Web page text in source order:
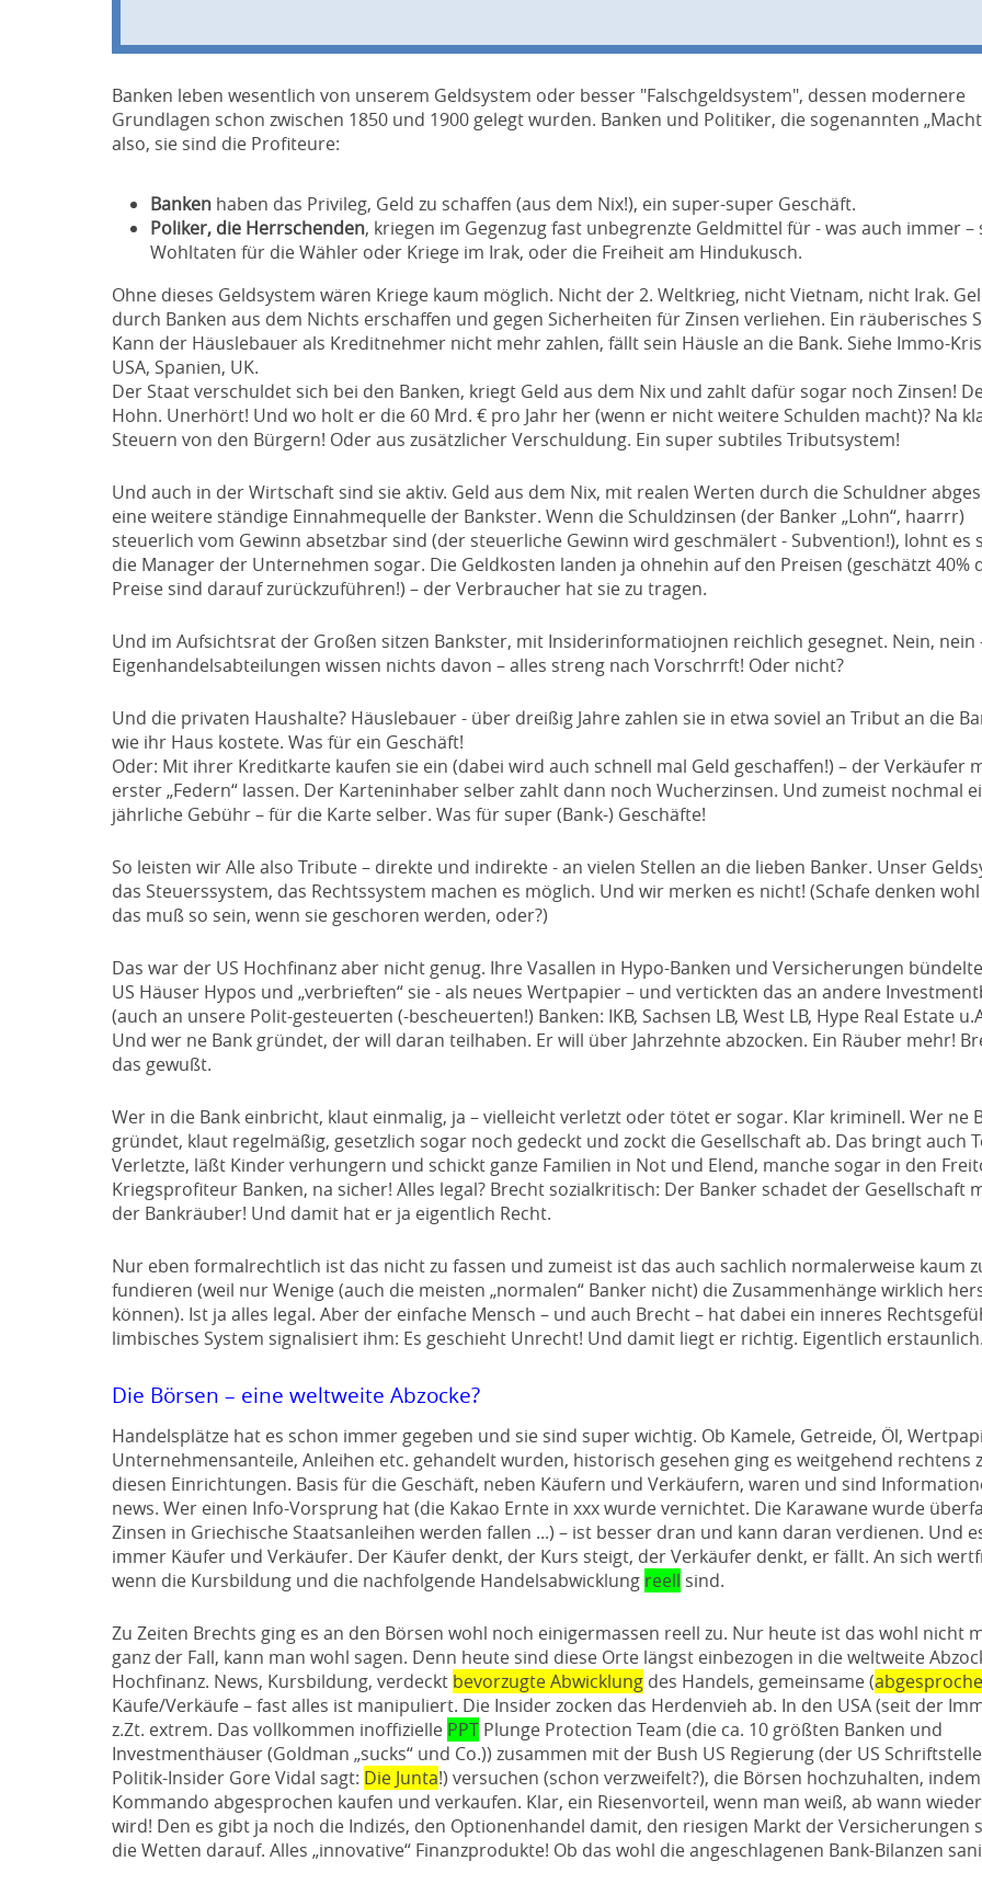
Banken leben wesentlich von unserem Geldsystem oder besser "Falschgeldsystem", dessen modernere
Grundlagen schon zwischen 1850 und 1900 gelegt wurden. Banken und Politiker, die sogenannten
also, sie sind die Profiteure:
Banken haben das Privileg, Geld zu schaffen (aus dem Nix!), ein super-super Geschäft.
Poliker, die Herrschenden, kriegen im Gegenzug fast unbegrenzte Geldmittel für - was auch immer –
Wohltaten für die Wähler oder Kriege im Irak, oder die Freiheit am Hindukusch.
Ohne dieses Geldsystem wären Kriege kaum möglich. Nicht der 2. Weltkrieg, nicht Vietnam, nicht Irak.
durch Banken aus dem Nichts erschaffen und gegen Sicherheiten für Zinsen verliehen. Ein räuberisches
Kann der Häuslebauer als Kreditnehmer nicht mehr zahlen, fällt sein Häusle an die Bank. Siehe Immo-
USA, Spanien, UK.
Der Staat verschuldet sich bei den Banken, kriegt Geld aus dem Nix und zahlt dafür sogar noch Zinsen!
Hohn. Unerhört! Und wo holt er die 60 Mrd. € pro Jahr her (wenn er nicht weitere Schulden macht)? Na
Steuern von den Bürgern! Oder aus zusätzlicher Verschuldung. Ein super subtiles Tributsystem!
Und auch in der Wirtschaft sind sie aktiv. Geld aus dem Nix, mit realen Werten durch die Schuldner
eine weitere ständige Einnahmequelle der Bankster. Wenn die Schuldzinsen (der Banker „Lohn“, haarrr)
steuerlich vom Gewinn absetzbar sind (der steuerliche Gewinn wird geschmälert - Subvention!), lohnt es
die Manager der Unternehmen sogar. Die Geldkosten landen ja ohnehin auf den Preisen (geschätzt 40%
Preise sind darauf zurückzuführen!) – der Verbraucher hat sie zu tragen.
Und im Aufsichtsrat der Großen sitzen Bankster, mit Insiderinformatiojnen reichlich gesegnet. Nein, nein
Eigenhandelsabteilungen wissen nichts davon – alles streng nach Vorschrrft! Oder nicht?
Und die privaten Haushalte? Häuslebauer - über dreißig Jahre zahlen sie in etwa soviel an Tribut an die
wie ihr Haus kostete. Was für ein Geschäft!
Oder: Mit ihrer Kreditkarte kaufen sie ein (dabei wird auch schnell mal Geld geschaffen!) – der Verkäufer
erster „Federn“ lassen. Der Karteninhaber selber zahlt dann noch Wucherzinsen. Und zumeist nochmal
jährliche Gebühr – für die Karte selber. Was für super (Bank-) Geschäfte!
So leisten wir Alle also Tribute – direkte und indirekte - an vielen Stellen an die lieben Banker. Unser
das Steuerssystem, das Rechtssystem machen es möglich. Und wir merken es nicht! (Schafe denken
das muß so sein, wenn sie geschoren werden, oder?)
Das war der US Hochfinanz aber nicht genug. Ihre Vasallen in Hypo-Banken und Versicherungen
US Häuser Hypos und „verbrieften“ sie - als neues Wertpapier – und vertickten das an andere
(auch an unsere Polit-gesteuerten (-bescheuerten!) Banken: IKB, Sachsen LB, West LB, Hype Real Estate
Und wer ne Bank gründet, der will daran teilhaben. Er will über Jahrzehnte abzocken. Ein Räuber mehr!
das gewußt.
Wer in die Bank einbricht, klaut einmalig, ja – vielleicht verletzt oder tötet er sogar. Klar kriminell. Wer ne
gründet, klaut regelmäßig, gesetzlich sogar noch gedeckt und zockt die Gesellschaft ab. Das bringt auch
Verletzte, läßt Kinder verhungern und schickt ganze Familien in Not und Elend, manche sogar in den
Kriegsprofiteur Banken, na sicher! Alles legal? Brecht sozialkritisch: Der Banker schadet der Gesellschaft
der Bankräuber! Und damit hat er ja eigentlich Recht.
Nur eben formalrechtlich ist das nicht zu fassen und zumeist ist das auch sachlich normalerweise kaum
fundieren (weil nur Wenige (auch die meisten „normalen“ Banker nicht) die Zusammenhänge wirklich
können). Ist ja alles legal. Aber der einfache Mensch – und auch Brecht – hat dabei ein inneres
limbisches System signalisiert ihm: Es geschieht Unrecht! Und damit liegt er richtig. Eigentlich erstaunlich.
Die Börsen – eine weltweite Abzocke?
Handelsplätze hat es schon immer gegeben und sie sind super wichtig. Ob Kamele, Getreide, Öl,
Unternehmensanteile, Anleihen etc. gehandelt wurden, historisch gesehen ging es weitgehend rechtens
diesen Einrichtungen. Basis für die Geschäft, neben Käufern und Verkäufern, waren und sind
news. Wer einen Info-Vorsprung hat (die Kakao Ernte in xxx wurde vernichtet. Die Karawane wurde
Zinsen in Griechische Staatsanleihen werden fallen ...) – ist besser dran und kann daran verdienen. Und
immer Käufer und Verkäufer. Der Käufer denkt, der Kurs steigt, der Verkäufer denkt, er fällt. An sich
wenn die Kursbildung und die nachfolgende Handelsabwicklung reell sind.
Zu Zeiten Brechts ging es an den Börsen wohl noch einigermassen reell zu. Nur heute ist das wohl nicht
ganz der Fall, kann man wohl sagen. Denn heute sind diese Orte längst einbezogen in die weltweite
Hochfinanz. News, Kursbildung, verdeckt bevorzugte Abwicklung des Handels, gemeinsame (
Käufe/Verkäufe – fast alles ist manipuliert. Die Insider zocken das Herdenvieh ab. In den USA (seit der
z.Zt. extrem. Das vollkommen inoffizielle PPT Plunge Protection Team (die ca. 10 größten Banken und
Investmenthäuser (Goldman „sucks“ und Co.)) zusammen mit der Bush US Regierung (der US
Politik-Insider Gore Vidal sagt: Die Junta!) versuchen (schon verzweifelt?), die Börsen hochzuhalten,
Kommando abgesprochen kaufen und verkaufen. Klar, ein Riesenvorteil, wenn man weiß, ab wann
wird! Den es gibt ja noch die Indizés, den Optionenhandel damit, den riesigen Markt der Versicherungen
die Wetten darauf. Alles „innovative“ Finanzprodukte! Ob das wohl die angeschlagenen Bank-Bilanzen